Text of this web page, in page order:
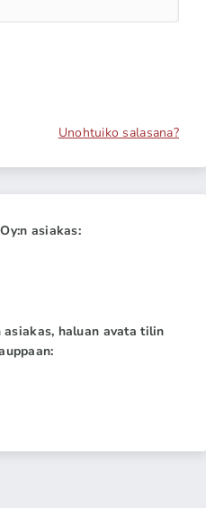
Unohtuiko salasana?
asiakas:
asiakas, haluan avata tilin